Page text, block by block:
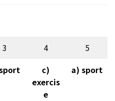
3 4
5
c)
exercis
e
a) sport